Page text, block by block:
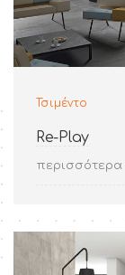
Τσιμέντο
Re-Play
περισσότερα